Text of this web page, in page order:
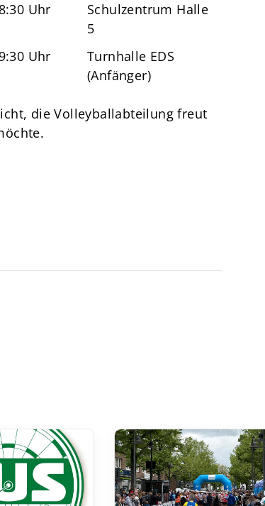
Uhr
Schulzentrum Halle
5
Uhr
Turnhalle EDS
(Anfänger)
die Volleyballabteilung freut